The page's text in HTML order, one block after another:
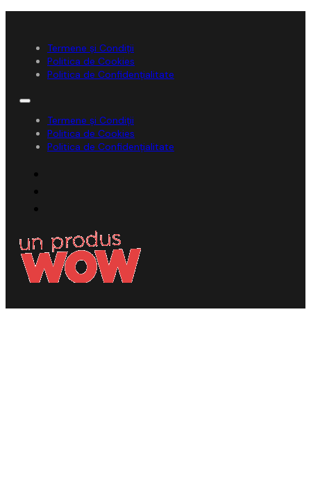
Termene și Condiții
Politica de Cookies
Politica de Confidențialitate
Termene și Condiții
Politica de Cookies
Politica de Confidențialitate